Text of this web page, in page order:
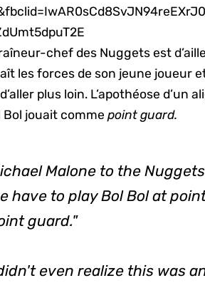
chef des Nuggets est
les forces de son jeune joueur
plus loin. L’apothéose
Bol jouait commepoint guard.
Malone to the
have to play Bol Bol at
guard."
even realize this was